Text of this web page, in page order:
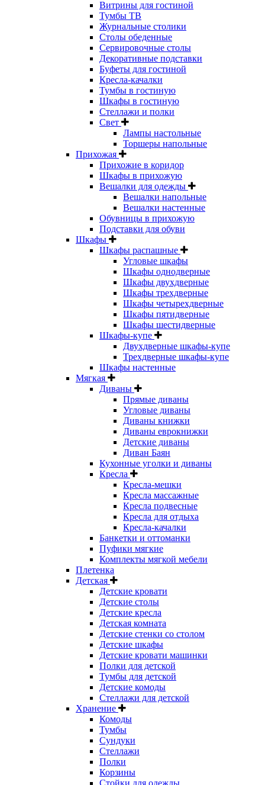
Витрины для гостиной
Тумбы ТВ
Журнальные столики
Столы обеденные
Сервировочные столы
Декоративные подставки
Буфеты для гостиной
Кресла-качалки
Тумбы в гостиную
Шкафы в гостиную
Стеллажи и полки
Свет
Лампы настольные
Торшеры напольные
Прихожая
Прихожие в коридор
Шкафы в прихожую
Вешалки для одежды
Вешалки напольные
Вешалки настенные
Обувницы в прихожую
Подставки для обуви
Шкафы
Шкафы распашные
Угловые шкафы
Шкафы однодверные
Шкафы двухдверные
Шкафы трехдверные
Шкафы четырехдверные
Шкафы пятидверные
Шкафы шестидверные
Шкафы-купе
Двухдверные шкафы-купе
Трехдверные шкафы-купе
Шкафы настенные
Мягкая
Диваны
Прямые диваны
Угловые диваны
Диваны книжки
Диваны еврокнижки
Детские диваны
Диван Баян
Кухонные уголки и диваны
Кресла
Кресла-мешки
Кресла массажные
Кресла подвесные
Кресла для отдыха
Кресла-качалки
Банкетки и оттоманки
Пуфики мягкие
Комплекты мягкой мебели
Плетенка
Детская
Детские кровати
Детские столы
Детские кресла
Детская комната
Детские стенки со столом
Детские шкафы
Детские кровати машинки
Полки для детской
Тумбы для детской
Детские комоды
Стеллажи для детской
Хранение
Комоды
Тумбы
Сундуки
Стеллажи
Полки
Корзины
Стойки для одежды